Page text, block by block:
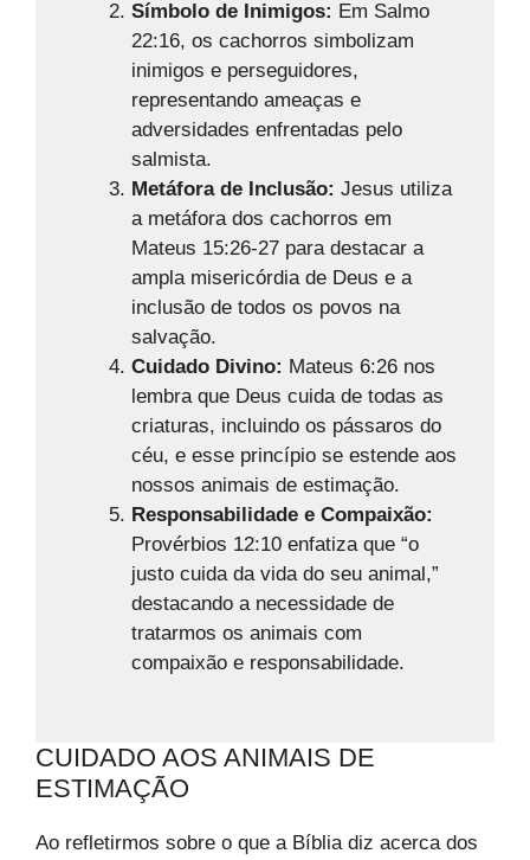
Símbolo de Inimigos: Em Salmo
22:16, os cachorros simbolizam
inimigos e perseguidores,
representando ameaças e
adversidades enfrentadas pelo
salmista.
Metáfora de Inclusão: Jesus utiliza
a metáfora dos cachorros em
Mateus 15:26-27 para destacar a
ampla misericórdia de Deus e a
inclusão de todos os povos na
salvação.
Cuidado Divino: Mateus 6:26 nos
lembra que Deus cuida de todas as
criaturas, incluindo os pássaros do
céu, e esse princípio se estende aos
nossos animais de estimação.
Responsabilidade e Compaixão:
Provérbios 12:10 enfatiza que “o
justo cuida da vida do seu animal,”
destacando a necessidade de
tratarmos os animais com
compaixão e responsabilidade.
CUIDADO AOS ANIMAIS DE
ESTIMAÇÃO
Ao refletirmos sobre o que a Bíblia diz acerca dos